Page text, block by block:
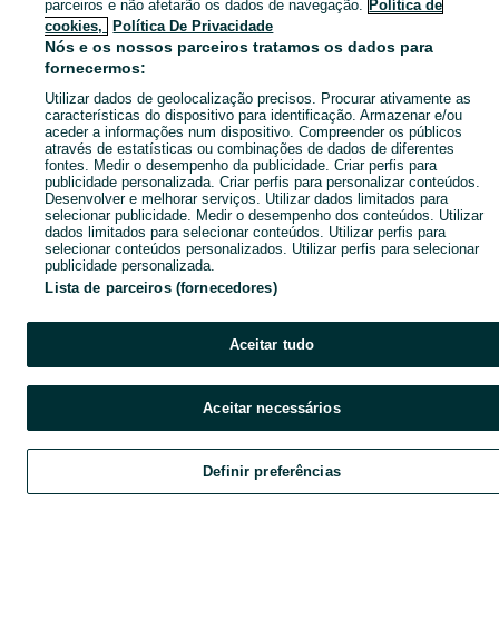
Explorar Favoritos Vender Chat
parceiros e não afetarão os dados de navegação. Política de
cookies,
Política De Privacidade
Nós e os nossos parceiros tratamos os dados para
fornecermos:
Utilizar dados de geolocalização precisos. Procurar ativamente as
características do dispositivo para identificação. Armazenar e/ou
aceder a informações num dispositivo. Compreender os públicos
através de estatísticas ou combinações de dados de diferentes
fontes. Medir o desempenho da publicidade. Criar perfis para
publicidade personalizada. Criar perfis para personalizar conteúdos.
Desenvolver e melhorar serviços. Utilizar dados limitados para
selecionar publicidade. Medir o desempenho dos conteúdos. Utilizar
dados limitados para selecionar conteúdos. Utilizar perfis para
selecionar conteúdos personalizados. Utilizar perfis para selecionar
publicidade personalizada.
Lista de parceiros (fornecedores)
Aceitar tudo
Aceitar necessários
Definir preferências